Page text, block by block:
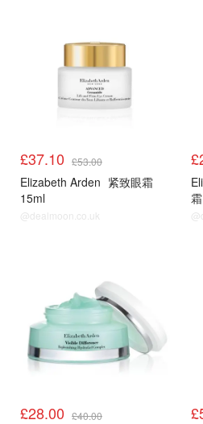
£37.10 £53.00
Elizabeth Arden 紧致眼霜
15ml
@dealmoon.co.uk
霜
£28.00 £40.00